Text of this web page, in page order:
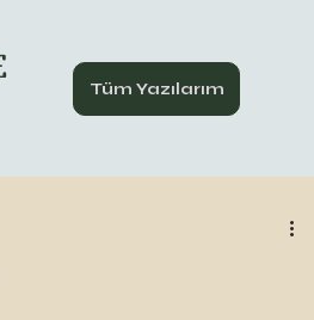
Tüm Yazılarım